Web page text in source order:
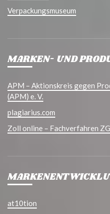
Verpackungsmuseum
MARKEN- UND
APM – Aktionskreis gegen
(APM) e. V.
plagiarius.com
Zoll online – Fachverfahren
at10tion